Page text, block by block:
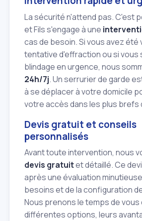
La sécurité n'attend pas. C'est
et Fils s'engage à une
cas de besoin. Si vous avez été
tentative d'effraction ou si vous
blindage en urgence, nous
24h/7j. Un serrurier de garde
à se déplacer à votre domicile
votre accès dans les plus brefs
Devis gratuit et conseils
personnalisés
Avant toute intervention, nous
devis gratuitet détaillé. Ce
après une évaluation
besoins et de la configuration
Nous prenons le temps de vous
différentes options, leurs